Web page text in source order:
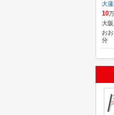
大
10
大
お
分